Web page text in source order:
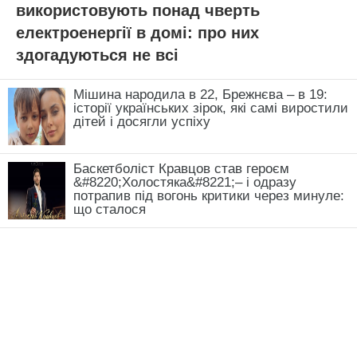
використовують понад чверть
електроенергії в домі: про них
здогадуються не всі
Мішина народила в 22, Брежнєва – в 19:
історії українських зірок, які самі виростили
дітей і досягли успіху
Баскетболіст Кравцов став героєм
&#8220;Холостяка&#8221;– і одразу
потрапив під вогонь критики через минуле:
що сталося